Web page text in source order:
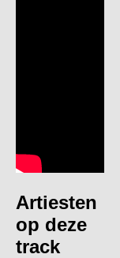
Artiesten
op deze
track